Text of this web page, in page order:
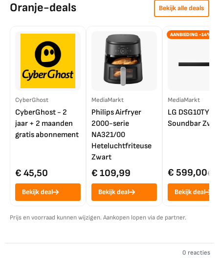
Oranje-deals Bekijk alle deals
CyberGhost
CyberGhost - 2
jaar + 2 maanden
gratis abonnement
€ 45,50
Bekijk deal
MediaMarkt
Philips Airfryer
2000-serie
NA321/00
Heteluchtfriteuse
Zwart
€ 109,99
Bekijk deal
AANBIEDING -14%
MediaMarkt
LG DSG10TY
Soundbar
€ 599,00€
Bekijk deal
Prijs en voorraad kunnen wijzigen. Aankopen lopen via de partner.
0 reacties